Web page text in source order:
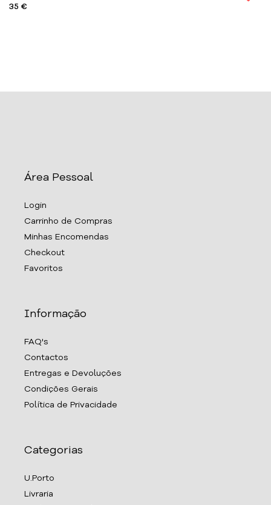
35 €
Área Pessoal
Login
Carrinho de Compras
Minhas Encomendas
Checkout
Favoritos
Informação
FAQ's
Contactos
Entregas e Devoluções
Condições Gerais
Política de Privacidade
Categorias
U.Porto
Livraria